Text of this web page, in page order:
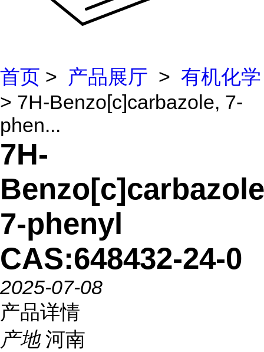
首页 > 产品展厅 > 有机化学
> 7H-Benzo[c]carbazole, 7-
phen...
7H-
7-phenyl
CAS:648432-24-0
2025-07-08
产品详情
产地 河南